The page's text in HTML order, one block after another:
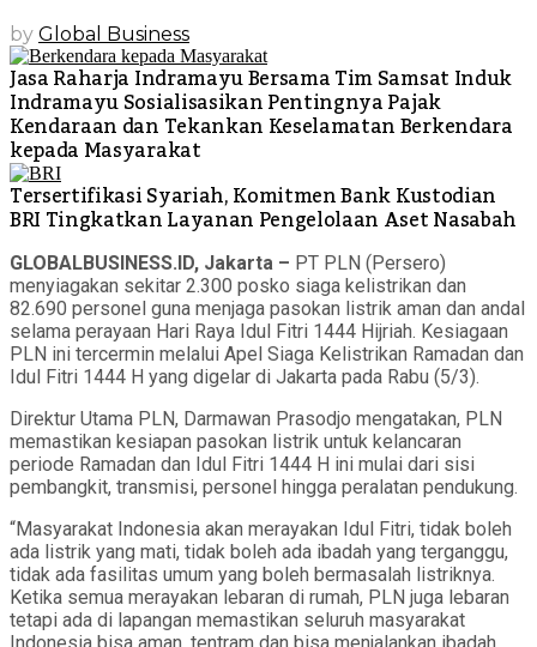
by Global Business
Jasa Raharja Indramayu Bersama Tim Samsat Induk
Indramayu Sosialisasikan Pentingnya Pajak
Kendaraan dan Tekankan Keselamatan Berkendara
kepada Masyarakat
Tersertifikasi Syariah, Komitmen Bank Kustodian
BRI Tingkatkan Layanan Pengelolaan Aset Nasabah
GLOBALBUSINESS.ID, Jakarta – PT PLN (Persero)
menyiagakan sekitar 2.300 posko siaga kelistrikan dan
82.690 personel guna menjaga pasokan listrik aman dan andal
selama perayaan Hari Raya Idul Fitri 1444 Hijriah. Kesiagaan
PLN ini tercermin melalui Apel Siaga Kelistrikan Ramadan dan
Idul Fitri 1444 H yang digelar di Jakarta pada Rabu (5/3).
Direktur Utama PLN, Darmawan Prasodjo mengatakan, PLN
memastikan kesiapan pasokan listrik untuk kelancaran
periode Ramadan dan Idul Fitri 1444 H ini mulai dari sisi
pembangkit, transmisi, personel hingga peralatan pendukung.
“Masyarakat Indonesia akan merayakan Idul Fitri, tidak boleh
ada listrik yang mati, tidak boleh ada ibadah yang terganggu,
tidak ada fasilitas umum yang boleh bermasalah listriknya.
Ketika semua merayakan lebaran di rumah, PLN juga lebaran
tetapi ada di lapangan memastikan seluruh masyarakat